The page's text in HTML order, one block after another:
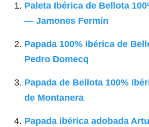
Paleta Ibérica de Bellota
— Jamones Fermín
Papada 100% Ibérica de
Pedro Domecq
Papada de Bellota 100%
de Montanera
Papada ibérica adobada